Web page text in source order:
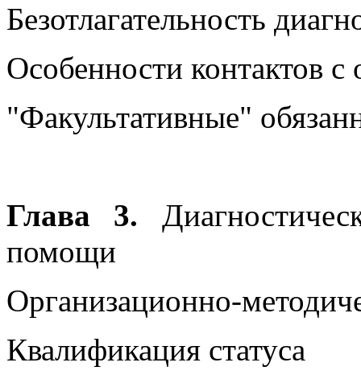
Безотлагательность
Особенности контактов
"Факультативные"
Глава 3.
помощи
Организационно-
Квалификация статуса